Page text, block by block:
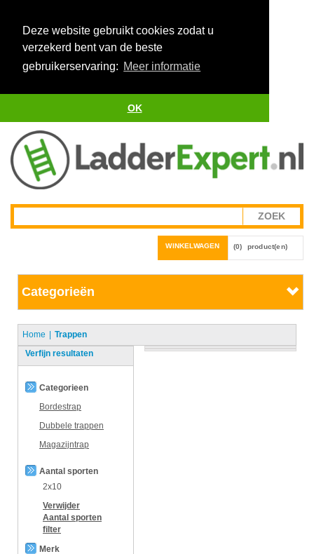
Deze website gebruikt cookies zodat u
verzekerd bent van de beste
gebruikerservaring: Meer informatie
OK
WINKELWAGEN (0) product(en)
Categorieën
Home
Trappen
Verfijn resultaten
Categorieen
Bordestrap
Dubbele trappen
Magazijntrap
Aantal sporten
2x10
Verwijder
Aantal sporten
filter
Merk